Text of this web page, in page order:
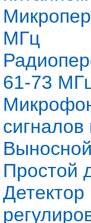
МГц
61-73
Простой